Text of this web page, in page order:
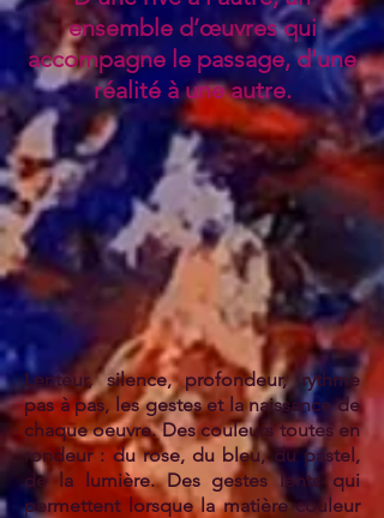
ensemble d’œuvres qui
accompagne le passage, d'une
réalité à une autre.
Lenteur, silence, profondeur, rythme
pas à pas, les gestes et la naissance de
chaque oeuvre. Des couleurs toutes en
rondeur : du rose, du bleu, du pastel,
de la lumière. Des gestes lents qui
permettent lorsque la matière couleur